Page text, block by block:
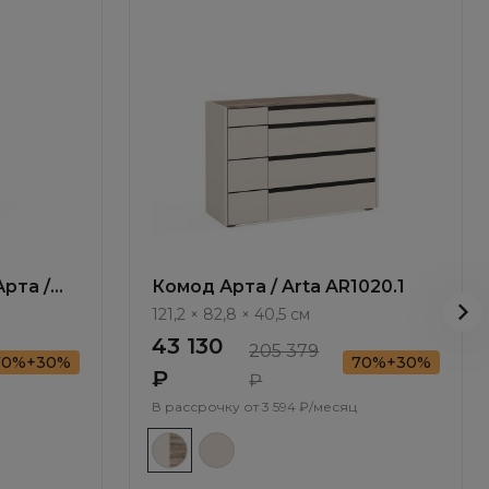
/
Комод Арта / Arta AR1020.1
121,2 × 82,8 × 40,5 см
43 130
₽
205 379
₽
70%+30%
В рассрочку от 3 594 ₽/месяц